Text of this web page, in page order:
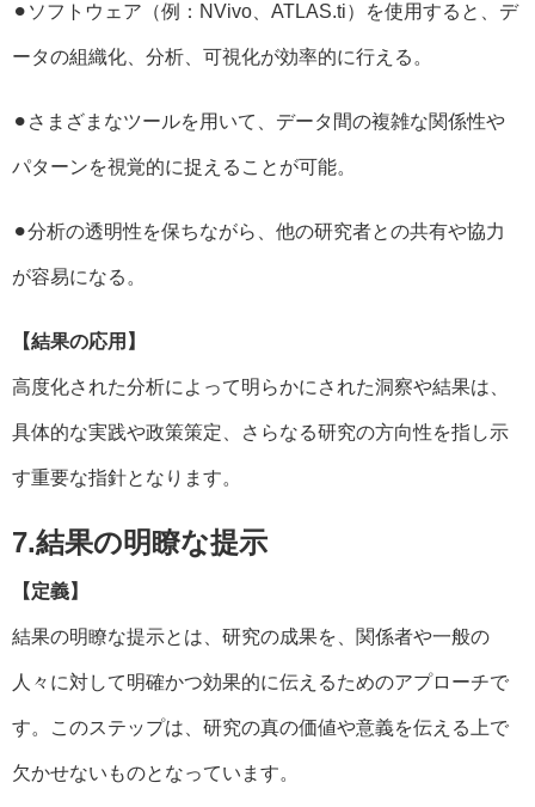
⚫︎ソフトウェア（例：NVivo、ATLAS.ti）を使用すると、デ
ータの組織化、分析、可視化が効率的に行える。
⚫︎さまざまなツールを用いて、データ間の複雑な関係性や
パターンを視覚的に捉えることが可能。
⚫︎分析の透明性を保ちながら、他の研究者との共有や協力
が容易になる。
【結果の応用】
高度化された分析によって明らかにされた洞察や結果は、
具体的な実践や政策策定、さらなる研究の方向性を指し示
す重要な指針となります。
7.結果の明瞭な提示
【定義】
結果の明瞭な提示とは、研究の成果を、関係者や一般の
人々に対して明確かつ効果的に伝えるためのアプローチで
す。このステップは、研究の真の価値や意義を伝える上で
欠かせないものとなっています。